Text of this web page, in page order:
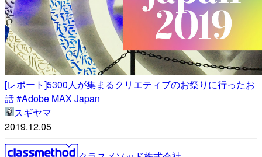
[レポート]5300人が集まるクリエティブのお祭りに行ったお
話 #Adobe MAX Japan
スギヤマ
2019.12.05